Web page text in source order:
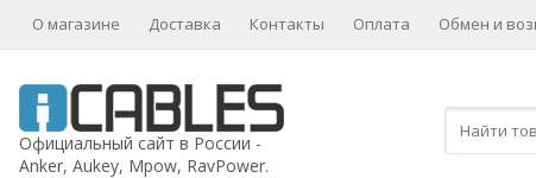
О магазине Доставка Контакты Оплата Обмен и
Официальный сайт в России -
Anker, Aukey, Mpow, RavPower.